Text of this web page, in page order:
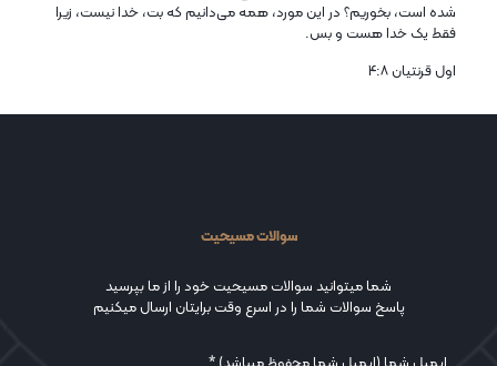
شده است، بخوريم؟ در اين مورد، همه می‌دانيم كه بت، خدا نيست، زيرا
فقط يک خدا هست و بس.
اول قرنتیان ۸:‏۴
سوالات مسیحیت
شما میتوانید سوالات مسیحیت خود را از ما بپرسید
پاسخ سوالات شما را در اسرع وقت برایتان ارسال میکنیم